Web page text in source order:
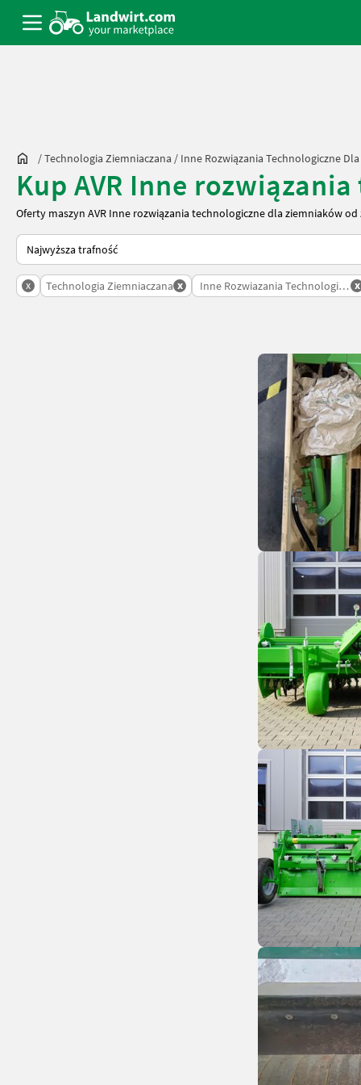
/Technologia Ziemniaczana / Inne Rozwiązania Technologiczne
Kup AVR Inne
Oferty maszyn AVR Inne rozwiązania technologiczne dla ziemniaków
Tak sortuje się na Landwirt.com
x Technologia Ziemniaczana x Inne Rozwiazania x